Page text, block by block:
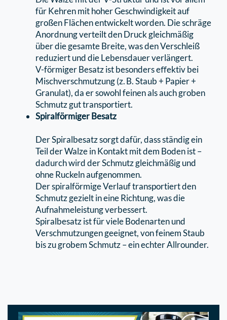
für Kehren mit hoher Geschwindigkeit auf
großen Flächen entwickelt worden. Die schräge
Anordnung verteilt den Druck gleichmäßig
über die gesamte Breite, was den Verschleiß
reduziert und die Lebensdauer verlängert.
V-förmiger Besatz ist besonders eﬀektiv bei
Mischverschmutzung (z. B. Staub + Papier +
Granulat), da er sowohl feinen als auch groben
Schmutz gut transportiert.
Spiralförmiger Besatz
Der Spiralbesatz sorgt dafür, dass ständig ein
Teil der Walze in Kontakt mit dem Boden ist –
dadurch wird der Schmutz gleichmäßig und
ohne Ruckeln aufgenommen.
Der spiralförmige Verlauf transportiert den
Schmutz gezielt in eine Richtung, was die
Aufnahmeleistung verbessert.
Spiralbesatz ist für viele Bodenarten und
Verschmutzungen geeignet, von feinem Staub
bis zu grobem Schmutz – ein echter Allrounder.